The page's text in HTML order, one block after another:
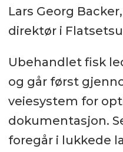
Lars Georg
direktør i
Ubehandlet fisk
og går først
veiesystem for
dokumentasjon.
foregår i lukkede